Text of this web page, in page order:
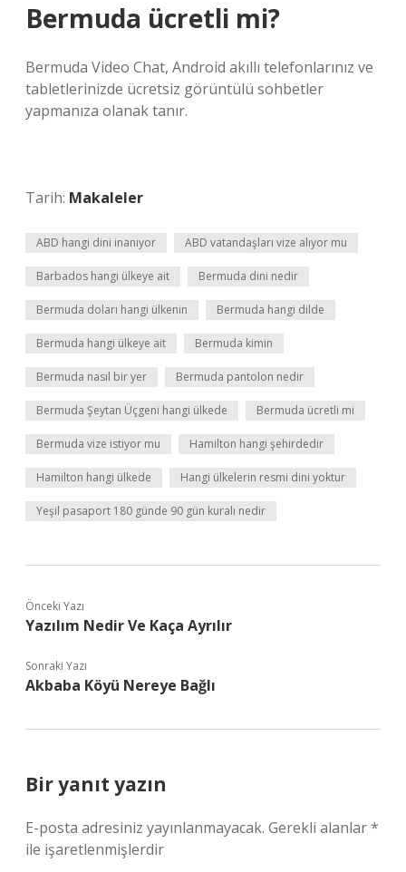
Bermuda ücretli mi?
Bermuda Video Chat, Android akıllı telefonlarınız ve
tabletlerinizde ücretsiz görüntülü sohbetler
yapmanıza olanak tanır.
Tarih: Makaleler
ABD hangi dini inanıyor ABD vatandaşları vize alıyor mu
Barbados hangi ülkeye ait Bermuda dini nedir
Bermuda doları hangi ülkenin Bermuda hangi dilde
Bermuda hangi ülkeye ait Bermuda kimin
Bermuda nasıl bir yer Bermuda pantolon nedir
Bermuda Şeytan Üçgeni hangi ülkede Bermuda ücretli mi
Bermuda vize istiyor mu Hamilton hangi şehirdedir
Hamilton hangi ülkede Hangi ülkelerin resmi dini yoktur
Yeşil pasaport 180 günde 90 gün kuralı nedir
Önceki Yazı
Yazılım Nedir Ve Kaça Ayrılır
Sonraki Yazı
Akbaba Köyü Nereye Bağlı
Bir yanıt yazın
E-posta adresiniz yayınlanmayacak. Gerekli alanlar*
ile işaretlenmişlerdir